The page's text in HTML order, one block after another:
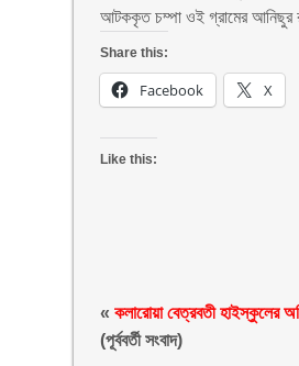
আটককৃত চম্পা ওই গ্রামের আনিছুর
Share this:
Facebook X
Like this:
«কলারোয়া বেত্রবতী হাইস্কুলের
(পূর্ববর্তী সংবাদ)